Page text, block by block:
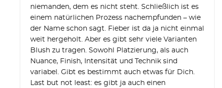
niemanden, dem es nicht steht. Schließlich ist es
einem natürlichen Prozess nachempfunden – wie
der Name schon sagt. Fieber ist da ja nicht einmal
weit hergeholt. Aber es gibt sehr viele Varianten
Blush zu tragen. Sowohl Platzierung, als auch
Nuance, Finish, Intensität und Technik sind
variabel. Gibt es bestimmt auch etwas für Dich.
Last but not least: es gibt ja auch einen